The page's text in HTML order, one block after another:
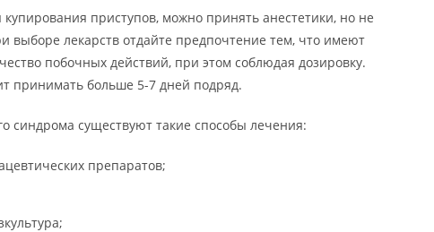
приступов, можно принять анестетики, но не
выборе лекарств отдайте предпочтение тем, что имеют
побочных действий, при этом соблюдая дозировку.
принимать больше 5-7 дней подряд.
синдрома существуют такие способы лечения:
препаратов;